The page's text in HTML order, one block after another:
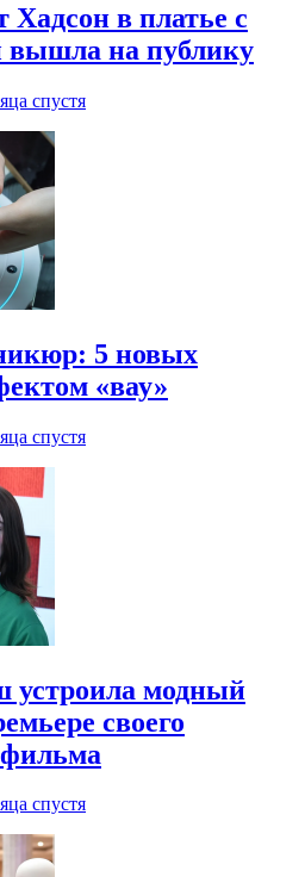
Хадсон в платье с
вышла на публику
спустя
5 новых
«вау»
спустя
модный
своего
спустя